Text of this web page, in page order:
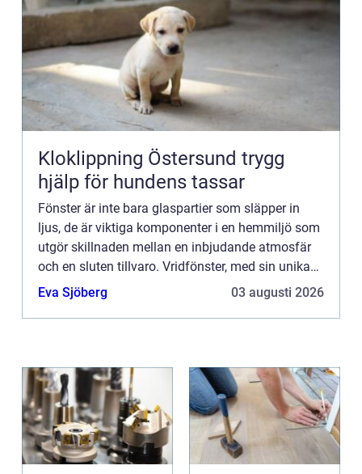
Kloklippning Östersund trygg
hjälp för hundens tassar
Fönster är inte bara glaspartier som släpper in
ljus, de är viktiga komponenter i en hemmiljö som
utgör skillnaden mellan en inbjudande atmosfär
och en sluten tillvaro. Vridfönster, med sin unika
förm&arin...
Eva Sjöberg 03 augusti 2026